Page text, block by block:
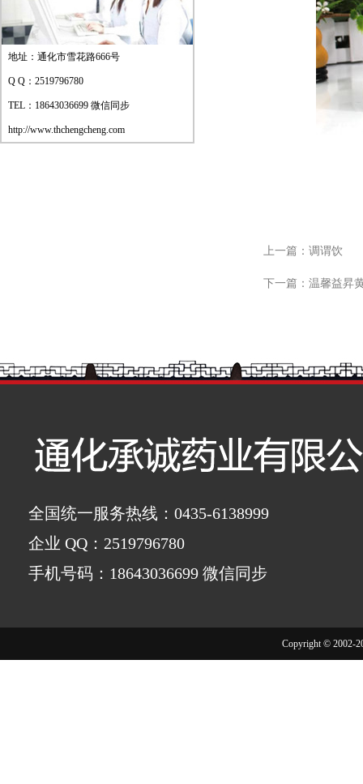
地址：通化市雪花路666号
Q Q：2519796780
TEL：18643036699 微信同步
http://www.thchengcheng.com
上一篇： 调谓饮
下一篇： 温馨益昇
全国统一服务热线：0435-6138999
企业 QQ：2519796780
手机号码：18643036699 微信同步
Copyright © 2002-